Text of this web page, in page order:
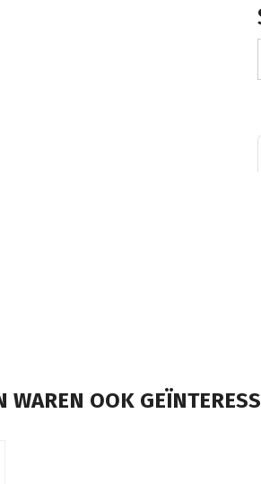
WAREN OOK